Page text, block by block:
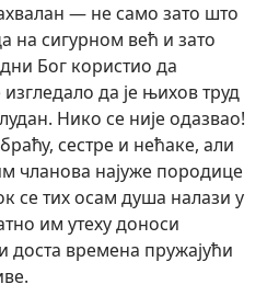
— не само зато што
на сигурном већ и зато
Бог користио да
да је њихов труд
Нико се није одазвао!
сестре и нећаке, али
чланова најуже породице
се тих осам душа налази у
им утеху доноси
доста времена пружајући